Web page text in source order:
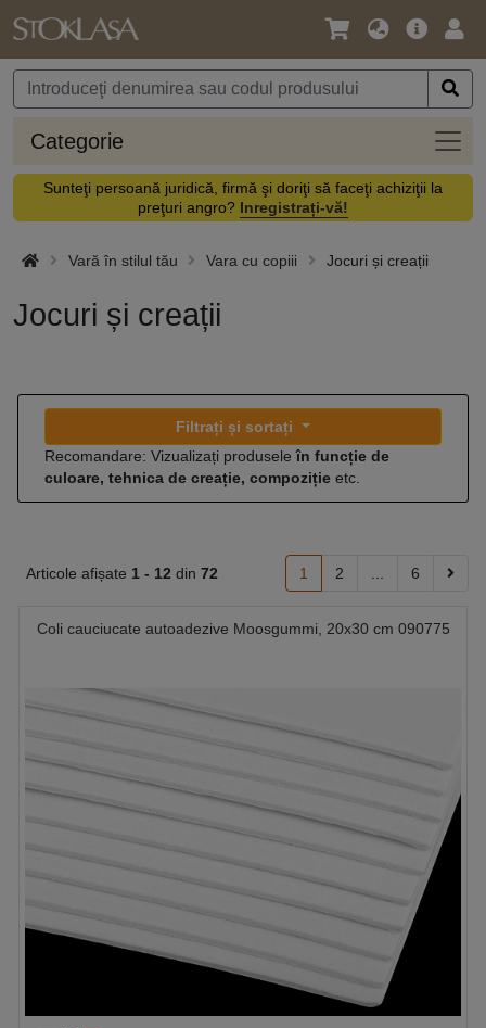
Limbă
Monedă
Meniul
Categorie
Sunteţi persoană juridică, firmă şi doriţi să faceţi achiziţii la
preţuri angro? Inregistrați-vă!
Vară în stilul tău Vara cu copiii Jocuri și creații
Jocuri și creații
Filtrați și sortați
Recomandare: Vizualizați produseleîn funcție de
culoare, tehnica de creație, compoziție etc.
Articole afișate 1 - 12 din 72 1 2 6
Coli cauciucate autoadezive Moosgummi, 20x30 cm 090775